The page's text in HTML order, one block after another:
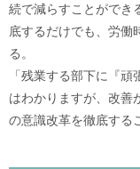
続で減らすことができ
底するだけでも、労働
る。
「残業する部下に『
はわかりますが、改善
の意識改革を徹底する